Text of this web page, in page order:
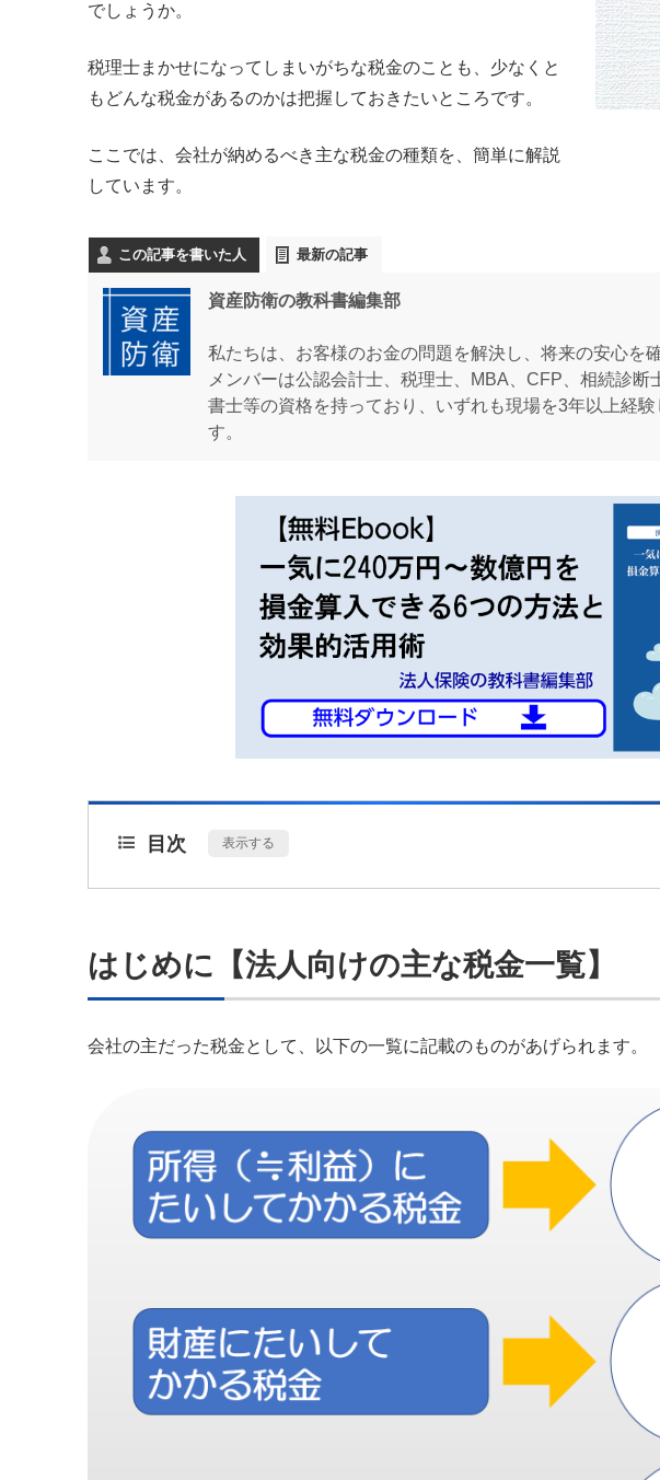
でしょうか。
税理士まかせになってしまいがちな税金のことも、少なくと
もどんな税金があるのかは把握しておきたいところです。
ここでは、会社が納めるべき主な税金の種類を、簡単に解説
しています。
この記事を書いた人 最新の記事
資産防衛の教科書編集部
私たちは、お客様のお金の問題を解決し、将来の安心を
メンバーは公認会計士、税理士、MBA、CFP、相続診
書士等の資格を持っており、いずれも現場を3年以上経
す。
目次 表示する
はじめに【法人向けの主な税金一覧】
会社の主だった税金として、以下の一覧に記載のものがあげられます。